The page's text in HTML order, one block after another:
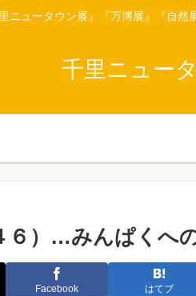
里ニュータウン展』『万博展』『自
千里ニュー
６）…みんぱくへ
Facebook はてブ